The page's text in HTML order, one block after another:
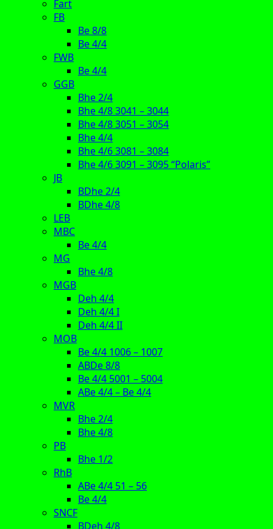
Fart
FB
Be 8/8
Be 4/4
FWB
Be 4/4
GGB
Bhe 2/4
Bhe 4/8 3041 – 3044
Bhe 4/8 3051 – 3054
Bhe 4/4
Bhe 4/6 3081 – 3084
Bhe 4/6 3091 – 3095 “Polaris”
JB
BDhe 2/4
BDhe 4/8
LEB
MBC
Be 4/4
MG
Bhe 4/8
MGB
Deh 4/4
Deh 4/4 I
Deh 4/4 II
MOB
Be 4/4 1006 – 1007
ABDe 8/8
Be 4/4 5001 – 5004
ABe 4/4 – Be 4/4
MVR
Bhe 2/4
Bhe 4/8
PB
Bhe 1/2
RhB
ABe 4/4 51 – 56
Be 4/4
SNCF
BDeh 4/8